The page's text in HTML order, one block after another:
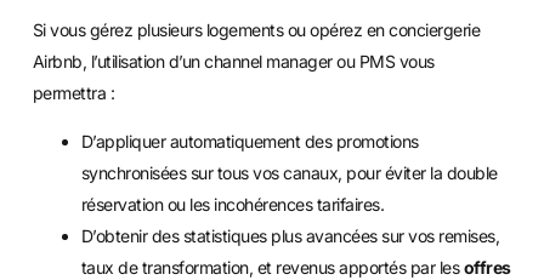
Si vous gérez plusieurs logements ou opérez en conciergerie
Airbnb, l’utilisation d’un channel manager ou PMS vous
permettra :
D’appliquer automatiquement des promotions
synchronisées sur tous vos canaux, pour éviter la double
réservation ou les incohérences tarifaires.
D’obtenir des statistiques plus avancées sur vos remises,
taux de transformation, et revenus apportés par lesoffres